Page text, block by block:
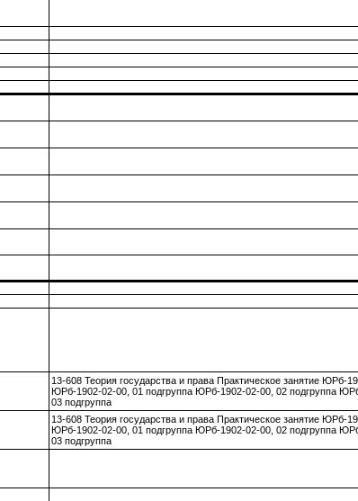
13-608 Теория государства и права Практическое занятие ЮРб-
ЮРб-1902-02-00, 01 подгруппа ЮРб-1902-02-00, 02 подгруппа
03 подгруппа
13-608 Теория государства и права Практическое занятие ЮРб-
ЮРб-1902-02-00, 01 подгруппа ЮРб-1902-02-00, 02 подгруппа
03 подгруппа